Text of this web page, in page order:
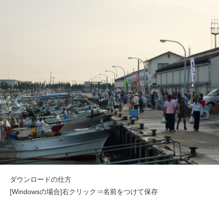
ダウンロードの仕方
[Windowsの場合]右クリック⇒名前をつけて保存